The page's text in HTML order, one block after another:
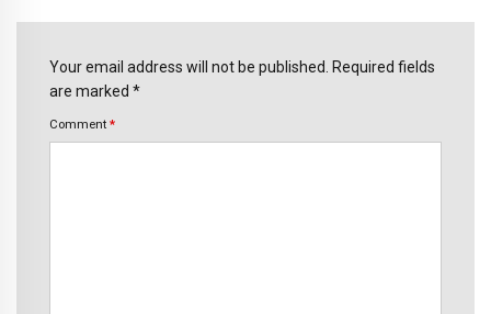
Your email address will not be published. Required fields
are marked *
Comment *